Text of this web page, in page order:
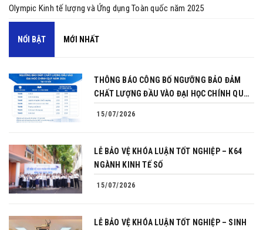
Olympic Kinh tế lượng và Ứng dụng Toàn quốc năm 2025
NỔI BẬT MỚI NHẤT
THÔNG BÁO CÔNG BỐ NGƯỠNG BẢO ĐẢM
CHẤT LƯỢNG ĐẦU VÀO ĐẠI HỌC CHÍNH QUY
15/07/2026
LỄ BẢO VỆ KHÓA LUẬN TỐT NGHIỆP – K64
NGÀNH KINH TẾ SỐ
15/07/2026
LỄ BẢO VỆ KHÓA LUẬN TỐT NGHIỆP – SINH